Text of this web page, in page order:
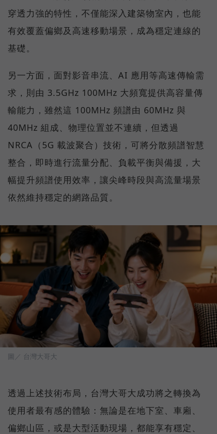
穿透力強的特性，不僅能深入建築物室內，也能
有效覆蓋偏鄉及高速移動場景，成為穩定連線的
基礎。
另一方面，面對影音串流、AI 應用等高速傳輸需
求，則由 3.5GHz 100MHz 大頻寬提供高容量傳
輸能力，雖然這 100MHz 頻譜由 60MHz 與
40MHz 組成、物理位置並不連續，但透過
NRCA（5G 載波聚合）技術，可將分散頻譜智慧
整合，即時進行流量分配、負載平衡與備援，大
幅提升頻譜使用效率，讓尖峰時段與高流量場景
依然維持穩定的網路品質。
圖／ 台灣大哥大
透過上述技術布局，台灣大哥大成功將之轉換為
使用者最有感的體驗：無論是在地下室、車廂、
偏鄉山區，或是大型活動現場，都能享有穩定、